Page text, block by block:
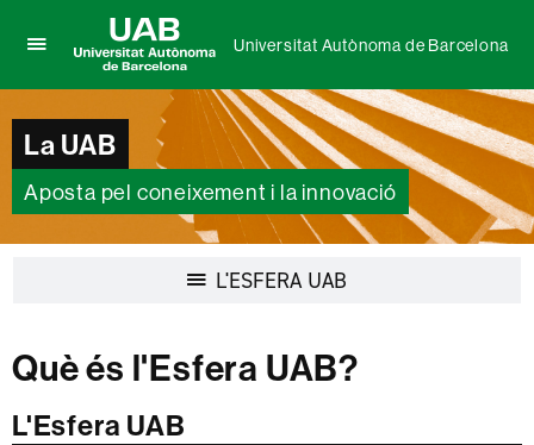
per
desplegar
el
menú
de
Universitat
Autònoma
de
Universitat Autònoma de Barcelona
La UAB
Aposta pel coneixement i la innovació
L'ESFERA UAB
Què és l'Esfera UAB?
L'Esfera UAB